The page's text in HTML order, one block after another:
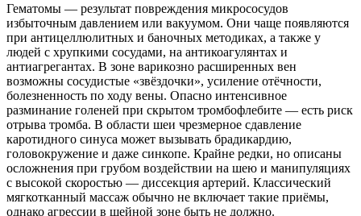
Гематомы — результат повреждения микрососудов
избыточным давлением или вакуумом. Они чаще появляются
при антицеллюлитных и баночных методиках, а также у
людей с хрупкими сосудами, на антикоагулянтах и
антиагрегантах. В зоне варикозно расширенных вен
возможны сосудистые «звёздочки», усиление отёчности,
болезненность по ходу вены. Опасно интенсивное
разминание голеней при скрытом тромбофлебите — есть риск
отрыва тромба. В области шеи чрезмерное сдавление
каротидного синуса может вызывать брадикардию,
головокружение и даже синкопе. Крайне редки, но описаны
осложнения при грубом воздействии на шею и манипуляциях
с высокой скоростью — диссекция артерий. Классический
мягкотканный массаж обычно не включает такие приёмы,
однако агрессии в шейной зоне быть не должно.